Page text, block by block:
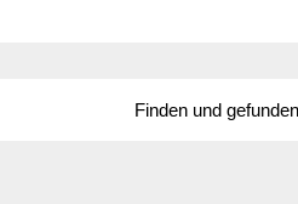
Finden und